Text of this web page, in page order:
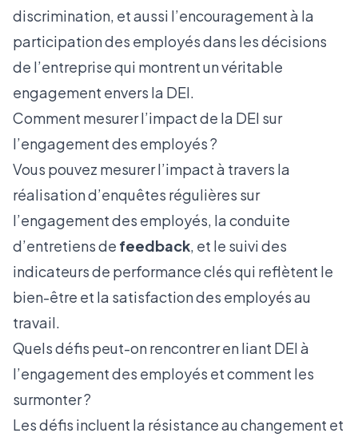
discrimination, et aussi l’encouragement à la
participation des employés dans les décisions
de l’entreprise qui montrent un véritable
engagement envers la DEI.
Comment mesurer l’impact de la DEI sur
l’engagement des employés ?
Vous pouvez mesurer l’impact à travers la
réalisation d’enquêtes régulières sur
l’engagement des employés, la conduite
d’entretiens de feedback, et le suivi des
indicateurs de performance clés qui reflètent le
bien-être et la satisfaction des employés au
travail.
Quels défis peut-on rencontrer en liant DEI à
l’engagement des employés et comment les
surmonter ?
Les défis incluent la résistance au changement et